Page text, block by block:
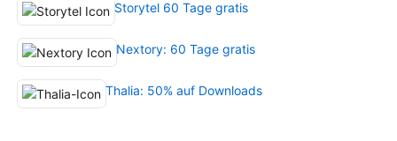
Storytel 60 Tage gratis
Nextory: 60 Tage gratis
Thalia: 50% auf Downloads